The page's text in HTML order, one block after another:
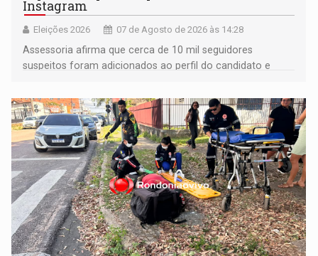
Instagram
Eleições 2026 07 de Agosto de 2026 às 14:28
Assessoria afirma que cerca de 10 mil seguidores
suspeitos foram adicionados ao perfil do candidato e
remover as contas